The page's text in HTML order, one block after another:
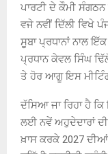
ਪਾਰਟੀ ਦੇ ਕੌਮੀ
ਵਜੇ ਨਵੀਂ ਦਿੱਲੀ ਵਿਖੇ
ਸੂਬਾ ਪ੍ਰਧਾਨਾਂ ਨਾਲ
ਪ੍ਰਧਾਨ ਕੇਵਲ ਸਿੰਘ
ਤੇ ਹੋਰ ਆਗੂ ਇਸ
ਦੱਸਿਆ ਜਾ ਰਿਹਾ ਹੈ
ਲਈ ਨਵੇਂ ਅਹੁਦੇਦਾਰਾਂ
ਖ਼ਾਸ ਕਰਕੇ 2027 ਦੀਆਂ